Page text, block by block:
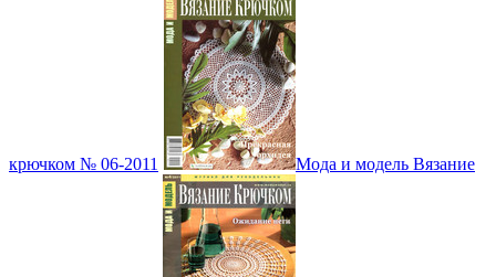
крючком № 06-2011 Мода и модель Вязание